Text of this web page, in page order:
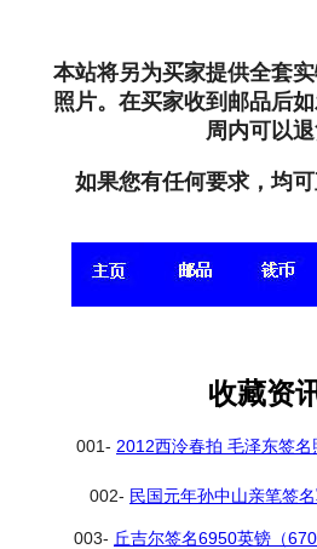
本站将另为买家提供全套
照片。在买家收到邮品后
周内可以
如果您有任何要求，均
收藏资
001- 2012西泠春拍 毛泽东签
002- 民国元年孙中山亲笔签
003- 丘吉尔签名6950英镑（